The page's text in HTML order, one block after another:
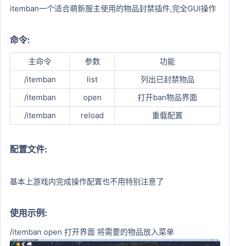
itemban一个适合萌新服主使用的物品封禁插件,完全GUI操作
命令:​
主命令​ 参数​
功能​
/itemban​
list​
列出已封禁物品​
/itemban​
open​
打开ban物品界面​
/itemban​
reload​ 重载配置​
配置文件:​
基本上游戏内完成操作配置也不用特别注意了
使用示例:​
/itemban open 打开界面 将需要的物品放入菜单